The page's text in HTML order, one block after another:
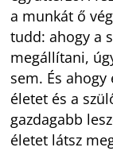
a munkát ő
tudd: ahogy a
megállítani,
sem. És
életet és a
gazdagabb
életet látsz